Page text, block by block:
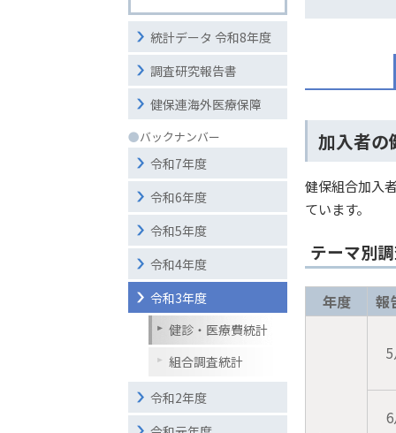
加入者の
健保組合加入
ています。
テーマ別
年度 報
統計データ 令和8年度
調査研究報告書
健保連海外医療保障
●バックナンバー
令和7年度
令和6年度
令和5年度
令和4年度
令和3年度
健診・医療費統計
組合調査統計
令和2年度